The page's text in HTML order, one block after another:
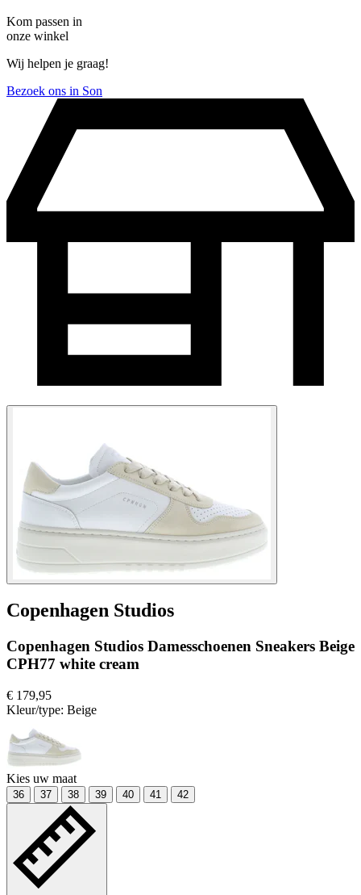
Kom passen in
onze winkel
Wij helpen je graag!
Bezoek ons in Son
Copenhagen Studios
Copenhagen Studios Damesschoenen Sneakers Beige
CPH77 white cream
€ 179,95
Kleur/type: Beige
Kies uw maat
36 37 38 39 40 41 42